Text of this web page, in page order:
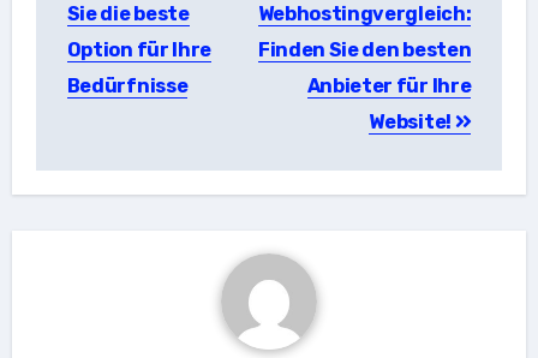
Sie die beste
Option für Ihre
Bedürfnisse
Webhostingvergleich:
Finden Sie den besten
Anbieter für Ihre
Website!